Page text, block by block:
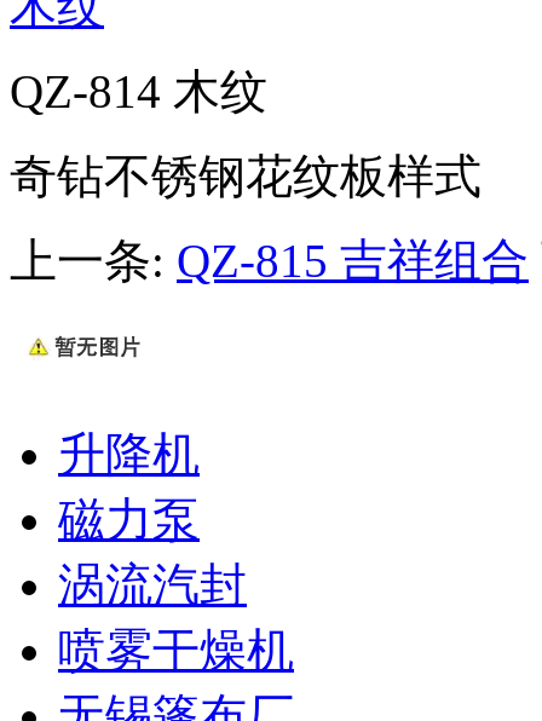
QZ-814 木纹
奇钻不锈钢花纹板样式
上一条: QZ-815 吉祥组合
升降机
磁力泵
涡流汽封
喷雾干燥机